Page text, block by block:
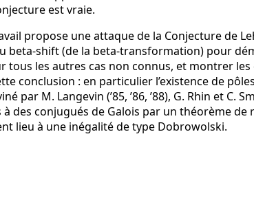
est vraie.
propose une attaque de la Conjecture de
beta-shift (de la beta-transformation) pour
tous les autres cas non connus, et montrer
conclusion : en particulier l’existence de
par M. Langevin (’85, ’86, ’88), G. Rhin et C.
des conjugués de Galois par un théorème de
lieu à une inégalité de type Dobrowolski.